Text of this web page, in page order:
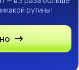
рутины!